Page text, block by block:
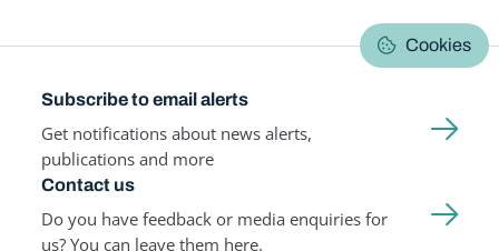
Cookies
Subscribe to email alerts
Get notifications about news alerts,
publications and more
Contact us
Do you have feedback or media enquiries for
us? You can leave them here.